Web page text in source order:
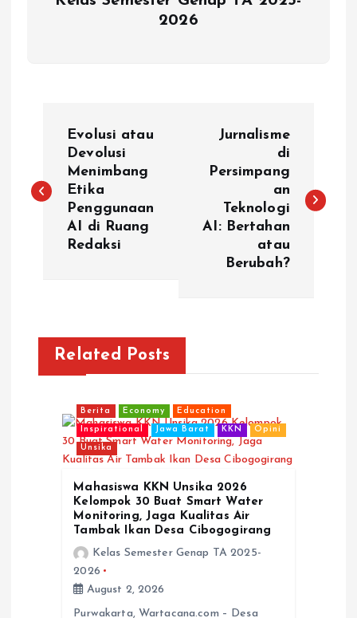
2026
s
Evolusi atau
Devolusi
Menimbang
Etika
Penggunaan
AI di Ruang
Redaksi
Jurnalisme
di
Persimpang
an
Teknologi
AI: Bertahan
atau
Berubah?
Related Posts
Berita Economy Education
Inspirational Jawa Barat KKN Opini
Unsika
Mahasiswa KKN Unsika 2026
Kelompok 30 Buat Smart Water
Monitoring, Jaga Kualitas Air
Tambak Ikan Desa Cibogogirang
Kelas Semester Genap TA 2025-
2026
August 2, 2026
Purwakarta, Wartacana.com – Desa